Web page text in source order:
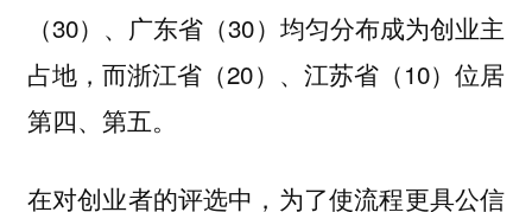
（30）、广东省（30）均匀分布成为创业主
占地，而浙江省（20）、江苏省（10）位居
第四、第五。
在对创业者的评选中，为了使流程更具公信